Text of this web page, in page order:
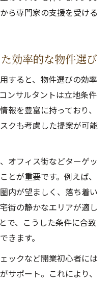
ら専門家の支援を受ける
効率的な物件選び
すると、物件選びの効率
ンサルタントは立地条件
報を豊富に持っており、
クも考慮した提案が可能
オフィス街などターゲッ
とが重要です。例えば、
内が望ましく、落ち着い
街の静かなエリアが適し
で、こうした条件に合致
きます。
ックなど開業初心者には
サポート。これにより、